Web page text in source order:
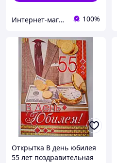
Интернет-магазин "LuckyCase" 100%
Открытка В день юбилея
55 лет поздравительная